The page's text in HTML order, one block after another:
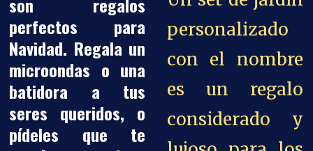
perfectos para
Navidad. Regala un
microondas o una
batidora a tus
seres queridos, o
pídeles que te
personalizado
con el nombre
es un regalo
considerado y